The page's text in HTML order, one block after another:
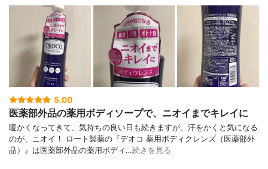
5.00
医薬部外品の薬用ボディソープで、ニオイまでキレイに
暖かくなってきて、気持ちの良い日も続きますが、汗をかくと気になる
のが、ニオイ！ ロート製薬の『デオコ 薬用ボディクレンズ（医薬部外
品）』は医薬部外品の薬用ボディ…続きを見る